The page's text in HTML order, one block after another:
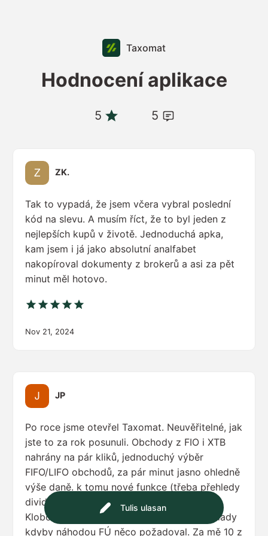
Taxomat
Hodnocení aplikace
5 5
Tulis ulasan
ZK.
Tak to vypadá, že jsem včera vybral poslední
kód na slevu. A musím říct, že to byl jeden z
nejlepších kupů v životě. Jednoduchá apka,
kam jsem i já jako absolutní analfabet
nakopíroval dokumenty z brokerů a asi za pět
minut měl hotovo.
Nov 21, 2024
JP
Po roce jsme otevřel Taxomat. Neuvěřitelné, jak
jste to za rok posunuli. Obchody z FIO i XTB
nahrány na pár kliků, jednoduchý výběr
FIFO/LIFO obchodů, za pár minut jasno ohledně
výše daně. k tomu nové funkce (třeba přehledy
dividend .. krása) a fíčury jako heatmap.
Klobouk dolů! A hlavně klid a hotové podklady
kdyby náhodou FÚ něco požadoval. Za mě 10 z